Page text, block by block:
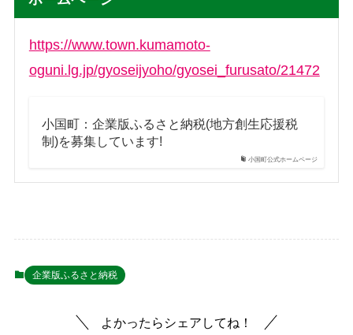
https://www.town.kumamoto-
oguni.lg.jp/gyoseijyoho/gyosei_furusato/21472
小国町公式ホームページ
小国町：企業版ふるさと納税(地方創生応援税
制)を募集しています!
企業版ふるさと納税
よかったらシェアしてね！